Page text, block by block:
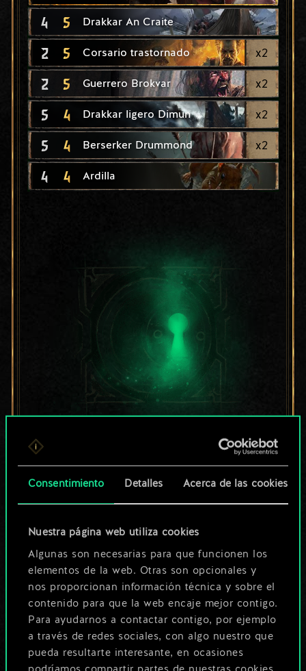
Consentimiento Detalles Acerca de las cookies
Nuestra página web utiliza cookies
Algunas son necesarias para que funcionen los
elementos de la web. Otras son opcionales y
nos proporcionan información técnica y sobre el
contenido para que la web encaje mejor contigo.
Para ayudarnos a contactar contigo, por ejemplo
a través de redes sociales, con algo nuestro que
pueda resultarte interesante, en ocasiones
4 5 Drakkar An Craite
2 5 Corsario trastornado x2
2 5 Guerrero Brokvar x2
5 4 Drakkar ligero Dimun x2
5 4 Berserker Drummond x2
4 4 Ardilla
Por ahora, solo es
un conjunto de
cartas compartido.
¡Pero puede llegar a
ser mucho más!
Poner nombre a esta baraja y crear
una guía